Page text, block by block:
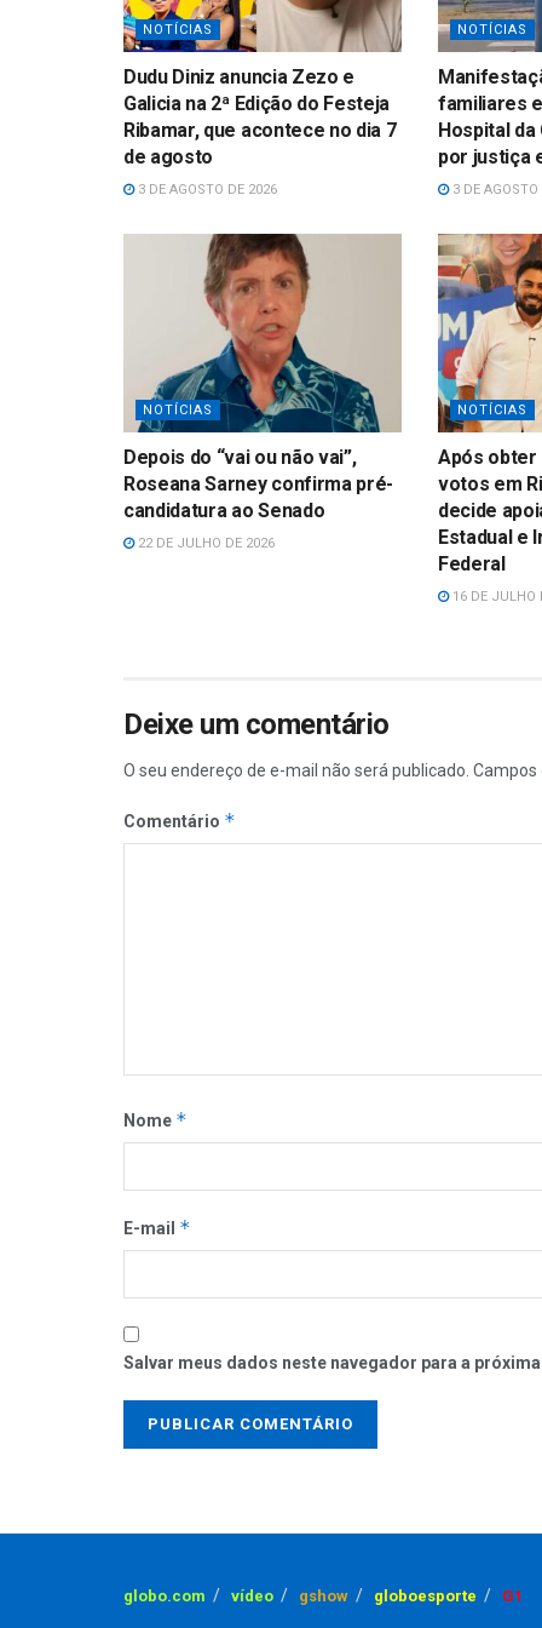
NOTÍCIAS
Dudu Diniz anuncia Zezo e
Galicia na 2ª Edição do Festeja
Ribamar, que acontece no dia 7
de agosto
3 DE AGOSTO DE 2026
NOTÍCIAS
familiares
Hospital da
por justiça
3 DE AGOSTO
NOTÍCIAS
Depois do “vai ou não vai”,
Roseana Sarney confirma pré-
candidatura ao Senado
22 DE JULHO DE 2026
NOTÍCIAS
Após obter
votos em
decide
Estadual e
Federal
16 DE JULHO
Deixe um comentário
O seu endereço de e-mail não será publicado. Campos
Comentário *
Nome *
E-mail *
Salvar meus dados neste navegador para a
globo.com vídeo gshow globoesporte G1